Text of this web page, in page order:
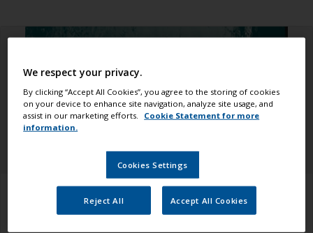
How to recognize it
We respect your privacy.
By clicking “Accept All Cookies”, you agree to the storing of cookies
on your device to enhance site navigation, analyze site usage, and
assist in our marketing efforts.
Cookie Statement for more
information.
Cookies Settings
Reject All Accept All Cookies